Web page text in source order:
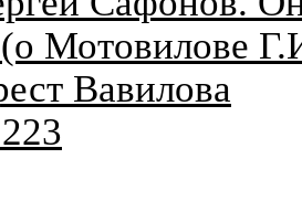
Мотовилове
Вавилова